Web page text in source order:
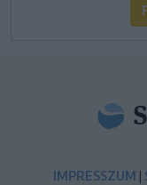
IMPRESSZUM |